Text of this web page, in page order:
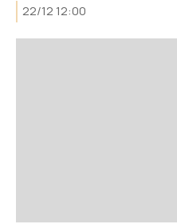
22/12 12:00